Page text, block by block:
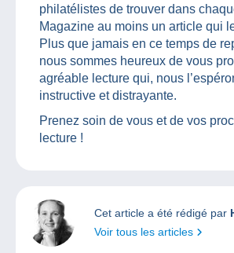
philatélistes de trouver dans
Magazine au moins un article qui
Plus que jamais en ce temps de
nous sommes heureux de vous
agréable lecture qui, nous
instructive et distrayante.
Prenez soin de vous et de vos
lecture !
Cet article a été rédigé par
Voir tous les articles